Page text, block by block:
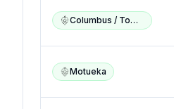
Columbus / Tomahawk / Zeus
Motueka